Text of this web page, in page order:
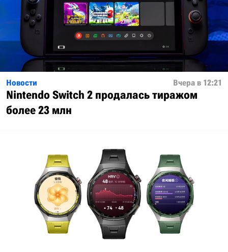
Новости Вчера в 12:21
Nintendo Switch 2 продалась тиражом
более 23 млн